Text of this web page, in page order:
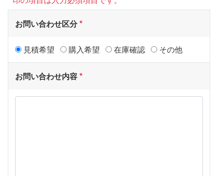
お問い合わせ区分
見積希望 購入希望 在庫確認 その他
お問い合わせ内容